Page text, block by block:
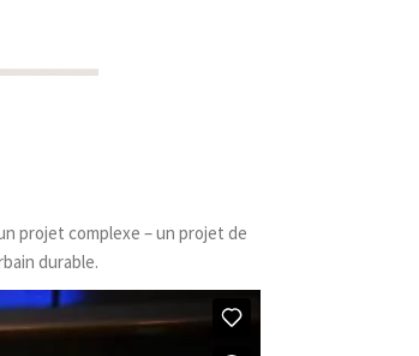
projet complexe – un projet de
durable.